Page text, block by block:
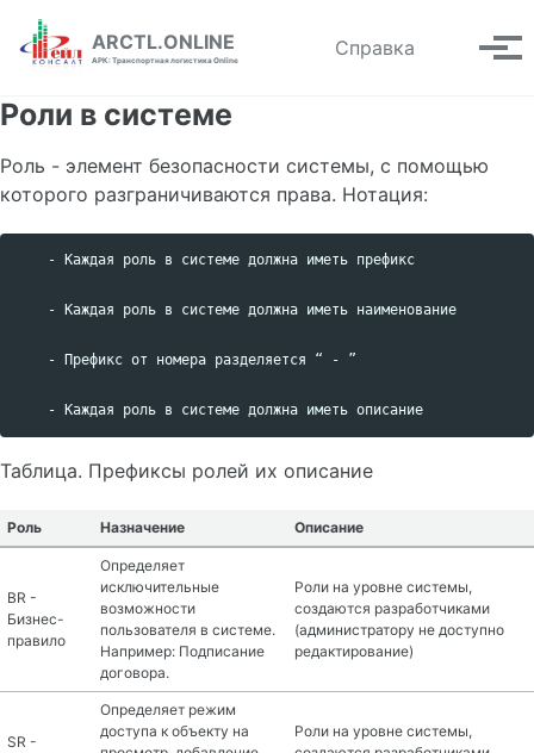
Skip to primary navigation
Skip to content
Skip to footer
ARCTL.ONLINE
АРК: Транспортная логистика Online
Справка Toggle
Роли в системе
Роль - элемент безопасности системы, с помощью
которого разграничиваются права. Нотация:
    - Каждая роль в системе должна иметь префикс
    - Каждая роль в системе должна иметь наименование
    - Префикс от номера разделяется “ - ”
Таблица. Префиксы ролей их описание
Роль Назначение Описание
BR -
Бизнес-
правило
Определяет
исключительные
возможности
пользователя в системе.
Например: Подписание
договора.
Роли на уровне системы,
создаются разработчиками
(администратору не доступно
редактирование)
SR -
Определяет режим
доступа к объекту на
Роли на уровне системы,